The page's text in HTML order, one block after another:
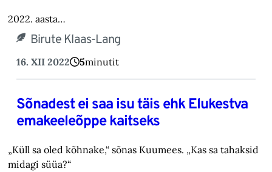
2022. aasta…
Birute Klaas-Lang
16. XII 2022 5minutit
Sõnadest ei saa isu täis ehk Elukestva
emakeeleõppe kaitseks
„Küll sa oled kõhnake,“ sõnas Kuumees. „Kas sa tahaksid
midagi süüa?“